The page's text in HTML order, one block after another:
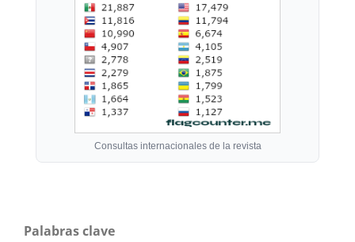
Consultas internacionales de la revista
Palabras clave